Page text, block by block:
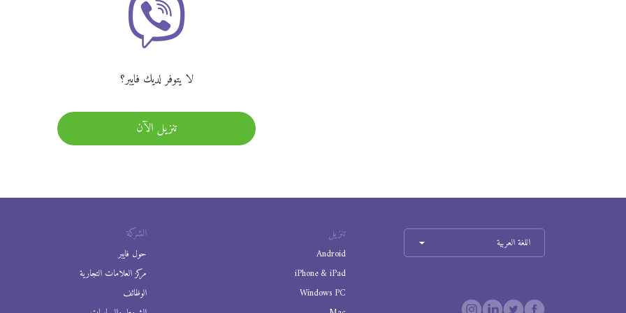
لا يتوفر لديك فايبر؟
تنزيل الآن
الشركة
حول فايبر
مركز العلامات التجارية
الوظائف
تنزيل
Android
iPhone & iPad
Windows PC
اللغة العربية